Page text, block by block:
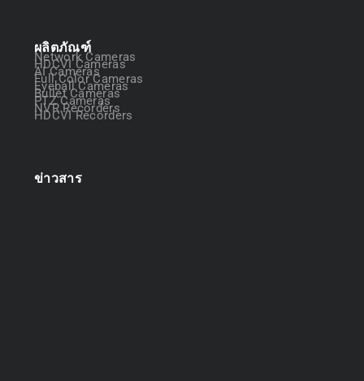
ผลิตภัณฑ์
Network Cameras
HDCVI Cameras
AI Cameras
Full Color Cameras
Eyeball Cameras
Bullet Cameras
PTZ Cameras
NVR Recorders
HDCVI Recorders
ข่าวสาร